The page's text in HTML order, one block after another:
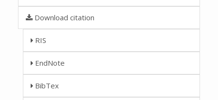
Download citation
RIS
EndNote
BibTex